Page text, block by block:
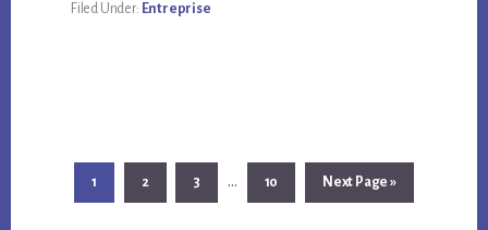
Filed Under: Entreprise
Go
to
1
Go
to
2
Go
to
3
Interim
pages
…
Go
to
10
Go
to
Next Page »